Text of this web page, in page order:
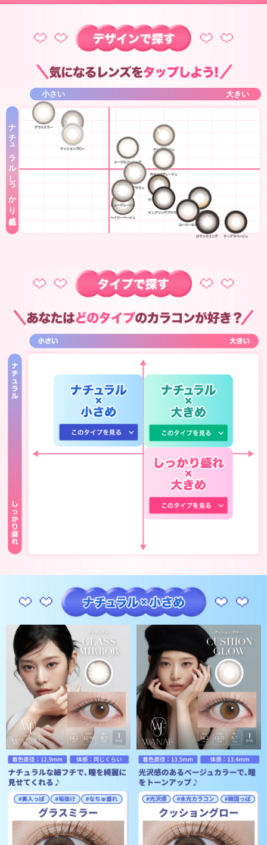
小さい 大きい
ナチュラル
しっかり盛れ